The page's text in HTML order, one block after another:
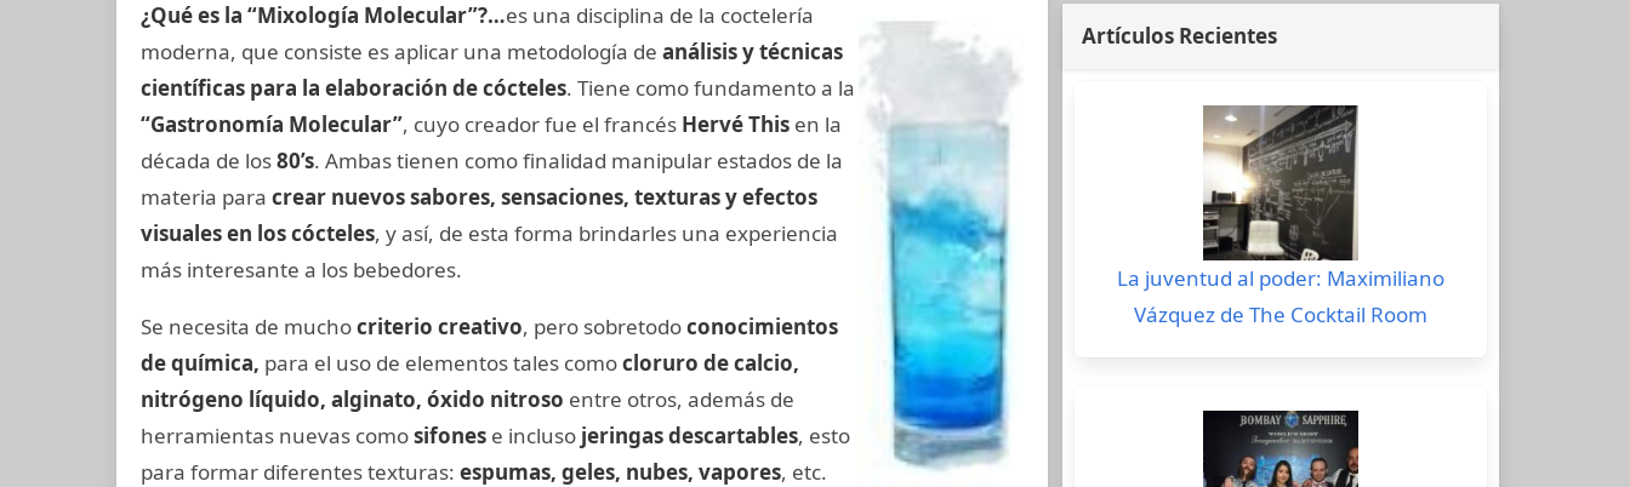
¿Qué es la “Mixología Molecular”?…es una disciplina de la coctelería
moderna, que consiste es aplicar una metodología de análisis y técnicas
científicas para la elaboración de cócteles. Tiene como fundamento a la
“Gastronomía Molecular”, cuyo creador fue el francés Hervé This en la
década de los80’s. Ambas tienen como finalidad manipular estados de la
materia para crear nuevos sabores, sensaciones, texturas y efectos
visuales en los cócteles, y así, de esta forma brindarles una experiencia
más interesante a los bebedores.
Se necesita de muchocriterio creativo, pero sobretodoconocimientos
de química, para el uso de elementos tales comocloruro de calcio,
nitrógeno líquido, alginato, óxido nitroso entre otros, además de
herramientas nuevas comosifones e incluso jeringas descartables, esto
para formar diferentes texturas: espumas, geles, nubes, vapores, etc.
Artículos Recientes
La juventud al poder: Maximiliano
Vázquez de The Cocktail Room